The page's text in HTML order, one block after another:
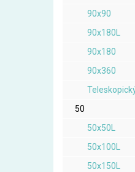
90x90
90x180L
90x180
90x360
50
50x50L
50x100L
50x150L